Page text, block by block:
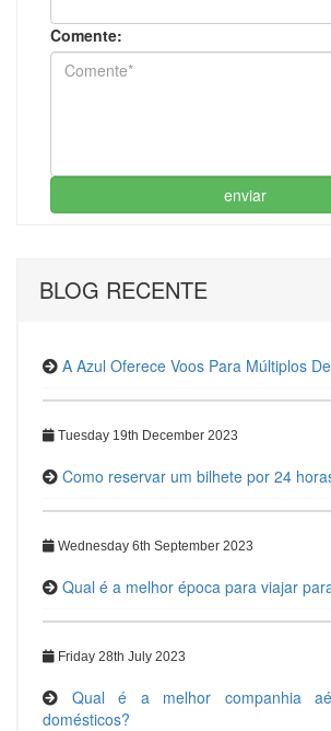
Comente:
enviar
BLOG RECENTE
A Azul Oferece Voos Para Múltiplos
Tuesday 19th December 2023
Como reservar um bilhete por 24
Wednesday 6th September 2023
Qual é a melhor época para viajar
Friday 28th July 2023
Qual é a melhor companhia
domésticos?